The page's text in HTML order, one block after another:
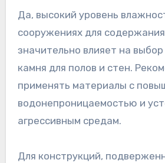
Да, высокий уровень
сооружениях для
значительно влияет на
камня для полов и стен.
применять материалы с
водонепроницаемостью и
агрессивным средам.
Для конструкций,